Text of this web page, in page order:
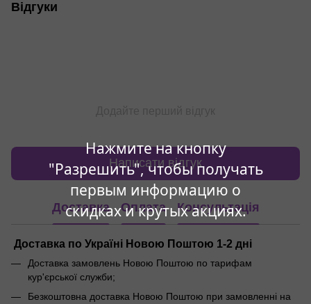
Нажмите на кнопку
"Разрешить", чтобы получать
первым информацию о
скидках и крутых акциях.
Відгуки
Написати відгук
Доставка Оплата Консультація
Доставка по Україні Новою Поштою 1-2 дні
Доставка замовлень Новою Поштою по тарифам
кур'єрської служби;
Безкоштовна доставка Новою Поштою при замовленні на